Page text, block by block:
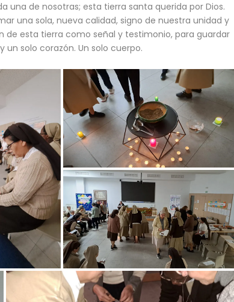
una de nosotras; esta tierra santa querida por Dios.
una sola, nueva calidad, signo de nuestra unidad y
esta tierra como señal y testimonio, para guardar
solo corazón. Un solo cuerpo.